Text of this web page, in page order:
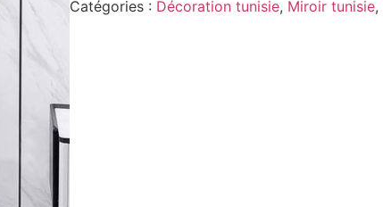
Catégories : Décoration tunisie, Miroir tunisie,